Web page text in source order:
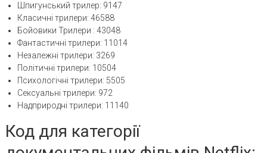
Шпигунський трилер: 9147
Класичні трилери: 46588
Бойовики Трилери : 43048
Фантастичні трилери: 11014
Незалежні трилери: 3269
Політичні трилери: 10504
Психологічні трилери: 5505
Сексуальні трилери: 972
Надприродні трилери: 11140
Код для категорії